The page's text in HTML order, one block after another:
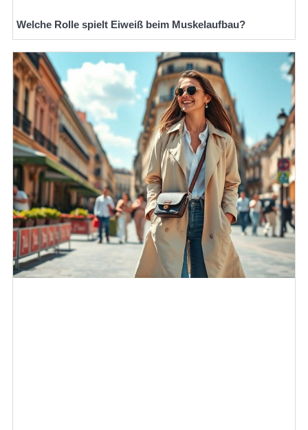
Welche Rolle spielt Eiweiß beim Muskelaufbau?